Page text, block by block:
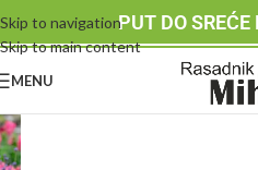
Skip to navigation
Skip to main content
PUT DO SREĆE
MENU
RASADNIK
MIHALEK